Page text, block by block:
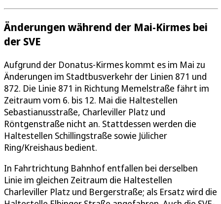
Änderungen während der Mai-Kirmes bei
der SVE
Aufgrund der Donatus-Kirmes kommt es im Mai zu
Änderungen im Stadtbusverkehr der Linien 871 und
872. Die Linie 871 in Richtung Memelstraße fährt im
Zeitraum vom 6. bis 12. Mai die Haltestellen
Sebastianusstraße, Charleviller Platz und
Röntgenstraße nicht an. Stattdessen werden die
Haltestellen Schillingstraße sowie Jülicher
Ring/Kreishaus bedient.
In Fahrtrichtung Bahnhof entfallen bei derselben
Linie im gleichen Zeitraum die Haltestellen
Charleviller Platz und Bergerstraße; als Ersatz wird die